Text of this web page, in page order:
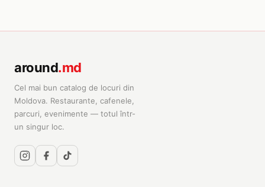
around.md
Cel mai bun catalog de locuri din
Moldova. Restaurante, cafenele,
parcuri, evenimente — totul într-
un singur loc.